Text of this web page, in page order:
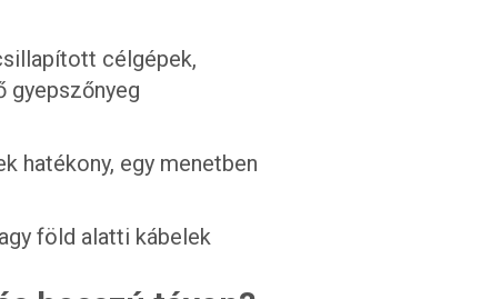
célgépek,
gyepszőnyeg
hatékony, egy menetben
föld alatti kábelek